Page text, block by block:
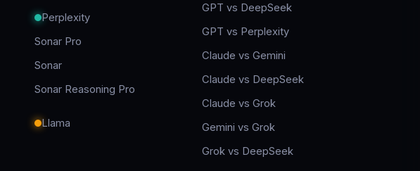
Perplexity
Sonar Pro
Sonar
Sonar Reasoning Pro
Llama
GPT vs DeepSeek
GPT vs Perplexity
Claude vs Gemini
Claude vs DeepSeek
Claude vs Grok
Gemini vs Grok
Grok vs DeepSeek